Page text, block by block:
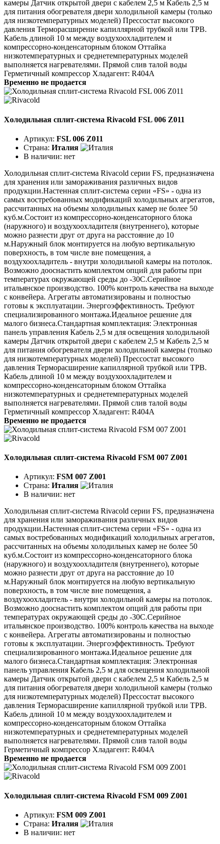
камеры Датчик открытой двери с кабелем 2,5 м Кабель 2,5 м
для питания обогревателя двери холодильной камеры (только
для низкотемпературных моделей) Прессостат высокого
давления Терморасширение капиллярной трубкой или ТРВ.
Кабель длиной 10 м между воздухоохладителем и
компрессорно-конденсаторным блоком Оттайка
низкотемпературных и среднетемпературных моделей
выполняется нагревателями. Прямой слив талой воды
Герметичный компрессор Хладагент: R404A
Временно не продается
Холодильная сплит-система Rivacold FSL 006 Z011
Артикул: FSL 006 Z011
Страна: Италия
В наличии: нет
Холодильная сплит-система Rivacold серии FS, предназначена
для хранения или замораживания различных видов
продукции.Настенная сплит-система серии «FS» - одна из
самых востребованных модификаций холодильных агрегатов,
рассчитанных на объемы холодильных камер не более 50
куб.м.Состоит из компрессорно-конденсаторного блока
(наружного) и воздухоохладителя (внутреннего), которые
можно разнести друг от друга на расстояние до 10
м.Наружный блок монтируется на любую вертикальную
поверхность, в том числе вне помещения, а
воздухоохладитель - внутри холодильной камеры на потолок.
Возможно дооснастить комплектом опций для работы при
температурах окружающей среды до -30С.Серийное
итальянское производство. 100% контроль качества на выходе
с конвейера. Агрегаты автоматизированы и полностью
готовы к эксплуатации. Энергоэффективность. Требуют
специализированного монтажа.Идеальное решение для
малого бизнеса.Стандартная комплектация: Электронная
панель управления Кабель 2,5 м для освещения холодильной
камеры Датчик открытой двери с кабелем 2,5 м Кабель 2,5 м
для питания обогревателя двери холодильной камеры (только
для низкотемпературных моделей) Прессостат высокого
давления Терморасширение капиллярной трубкой или ТРВ.
Кабель длиной 10 м между воздухоохладителем и
компрессорно-конденсаторным блоком Оттайка
низкотемпературных и среднетемпературных моделей
выполняется нагревателями. Прямой слив талой воды
Герметичный компрессор Хладагент: R404A
Временно не продается
Холодильная сплит-система Rivacold FSM 007 Z001
Артикул: FSM 007 Z001
Страна: Италия
В наличии: нет
Холодильная сплит-система Rivacold серии FS, предназначена
для хранения или замораживания различных видов
продукции.Настенная сплит-система серии «FS» - одна из
самых востребованных модификаций холодильных агрегатов,
рассчитанных на объемы холодильных камер не более 50
куб.м.Состоит из компрессорно-конденсаторного блока
(наружного) и воздухоохладителя (внутреннего), которые
можно разнести друг от друга на расстояние до 10
м.Наружный блок монтируется на любую вертикальную
поверхность, в том числе вне помещения, а
воздухоохладитель - внутри холодильной камеры на потолок.
Возможно дооснастить комплектом опций для работы при
температурах окружающей среды до -30С.Серийное
итальянское производство. 100% контроль качества на выходе
с конвейера. Агрегаты автоматизированы и полностью
готовы к эксплуатации. Энергоэффективность. Требуют
специализированного монтажа.Идеальное решение для
малого бизнеса.Стандартная комплектация: Электронная
панель управления Кабель 2,5 м для освещения холодильной
камеры Датчик открытой двери с кабелем 2,5 м Кабель 2,5 м
для питания обогревателя двери холодильной камеры (только
для низкотемпературных моделей) Прессостат высокого
давления Терморасширение капиллярной трубкой или ТРВ.
Кабель длиной 10 м между воздухоохладителем и
компрессорно-конденсаторным блоком Оттайка
низкотемпературных и среднетемпературных моделей
выполняется нагревателями. Прямой слив талой воды
Герметичный компрессор Хладагент: R404A
Временно не продается
Холодильная сплит-система Rivacold FSM 009 Z001
Артикул: FSM 009 Z001
Страна: Италия
В наличии: нет